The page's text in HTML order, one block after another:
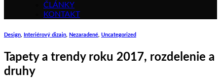
ČLÁNKY
KONTAKT
Design Interiérový dizajn Nezaradené Uncategorized
Tapety a trendy roku 2017, rozdelenie a
druhy